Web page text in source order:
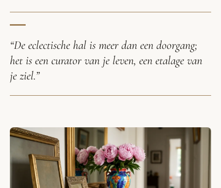
“De eclectische hal is meer dan een doorgang;
het is een curator van je leven, een etalage van
je ziel.”